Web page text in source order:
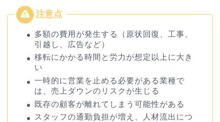
多額の費用が発生する（原状回復、工事、
引越し、広告など）
移転にかかる時間と労力が想定以上に大き
い
一時的に営業を止める必要がある業種で
は、売上ダウンのリスクが生じる
既存の顧客が離れてしまう可能性がある
スタッフの通勤負担が増え、人材流出につ